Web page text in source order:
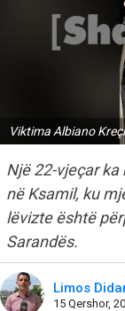
Viktima Albiano Kreçi
Një 22-vjeçar
në Ksamil, ku
lëvizte është
Sarandës.
Limos
15 Qershor,